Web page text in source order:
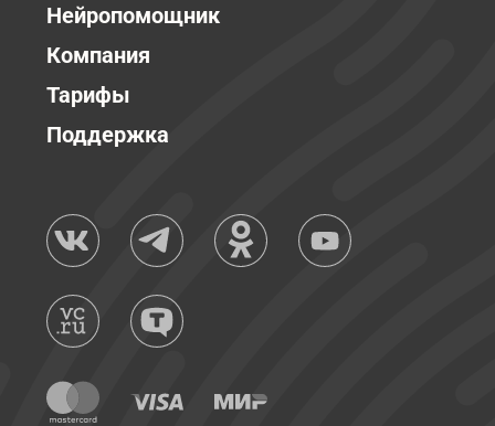
Нейропомощник
Компания
Тарифы
Поддержка